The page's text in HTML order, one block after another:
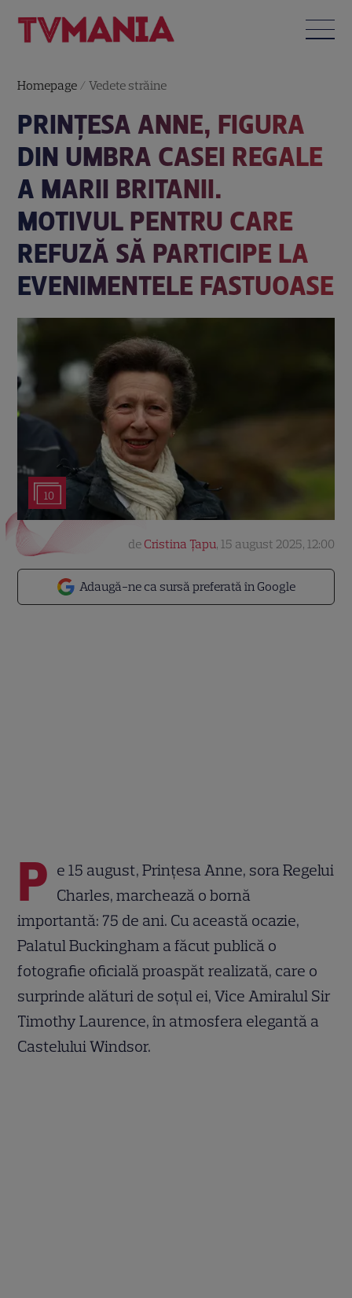
Homepage /Vedete străine
PRINȚESA ANNE, FIGURA
DIN UMBRA CASEI REGALE
A MARII BRITANII.
MOTIVUL PENTRU CARE
REFUZĂ SĂ PARTICIPE LA
EVENIMENTELE FASTUOASE
10
Adaugă-ne ca sursă preferată în Google
de Cristina Țapu, 15 august 2025, 12:00
P e 15 august, Prințesa Anne, sora Regelui
Charles, marchează o bornă
importantă: 75 de ani. Cu această ocazie,
Palatul Buckingham a făcut publică o
fotografie oficială proaspăt realizată, care o
surprinde alături de soțul ei, Vice Amiralul Sir
Timothy Laurence, în atmosfera elegantă a
Castelului Windsor.